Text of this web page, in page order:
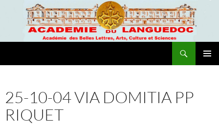
25-10-04 VIA DOMITIA PP
RIQUET